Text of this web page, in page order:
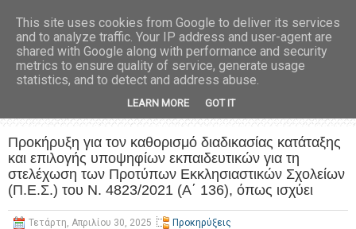
Προκήρυξη για τον καθορισμό διαδικασίας κατάταξης
και επιλογής υποψηφίων εκπαιδευτικών για τη
στελέχωση των Προτύπων Εκκλησιαστικών Σχολείων
(Π.Ε.Σ.) του Ν. 4823/2021 (Α΄ 136), όπως ισχύει
Τετάρτη, Απριλίου 30, 2025 Προκηρύξεις
This site uses cookies from Google to deliver its services
and to analyze traffic. Your IP address and user-agent are
shared with Google along with performance and security
metrics to ensure quality of service, generate usage
statistics, and to detect and address abuse.
LEARN MORE GOT IT